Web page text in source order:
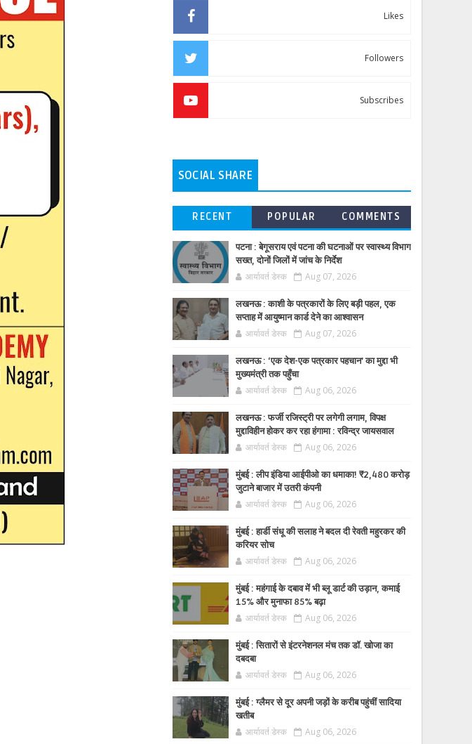
Likes
Followers
Subscribes
SOCIAL SHARE
RECENT POPULAR COMMENTS
पटना : बेगूसराय एवं पटना की घटनाओं पर स्वास्थ्य विभाग
सख्त, दोनों जिलों में जांच के निर्देश
आर्यावर्त डेस्क Aug 07, 2026
लखनऊ : काशी के पत्रकारों के लिए बड़ी पहल, एक
सप्ताह में आयुष्मान कार्ड देने का आश्वासन
आर्यावर्त डेस्क Aug 07, 2026
लखनऊ : ‘एक देश-एक पत्रकार पहचान’ का मुद्दा भी
मुख्यमंत्री तक पहुँचा
आर्यावर्त डेस्क Aug 06, 2026
लखनऊ : फर्जी रजिस्ट्री पर लगेगी लगाम, विपक्ष
मुद्दाविहीन होकर कर रहा हंगामा : रविन्द्र जायसवाल
आर्यावर्त डेस्क Aug 06, 2026
मुंबई : लीप इंडिया आईपीओ का धमाका! ₹2,480 करोड़
जुटाने बाजार में उतरी कंपनी
आर्यावर्त डेस्क Aug 06, 2026
मुंबई : हार्डी संधू की सलाह ने बदल दी रेवती महुरकर की
करियर सोच
आर्यावर्त डेस्क Aug 06, 2026
मुंबई : महंगाई के दबाव में भी ब्लू डार्ट की उड़ान, कमाई
15% और मुनाफा 85% बढ़ा
आर्यावर्त डेस्क Aug 06, 2026
मुंबई : सितारों से इंटरनेशनल मंच तक डॉ. खोजा का
दबदबा
आर्यावर्त डेस्क Aug 06, 2026
मुंबई : ग्लैमर से दूर अपनी जड़ों के करीब पहुंचीं सादिया
खतीब
आर्यावर्त डेस्क Aug 06, 2026